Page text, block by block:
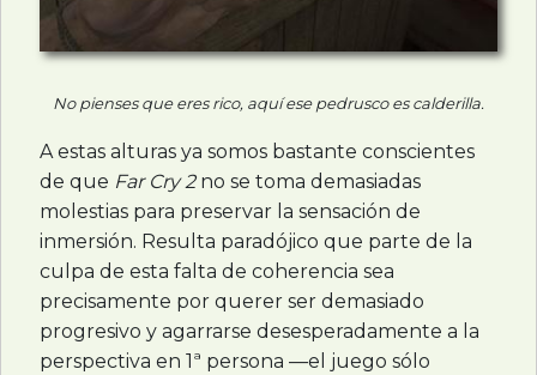
No pienses que eres rico, aquí ese pedrusco es calderilla.
A estas alturas ya somos bastante conscientes
de que Far Cry 2no se toma demasiadas
molestias para preservar la sensación de
inmersión. Resulta paradójico que parte de la
culpa de esta falta de coherencia sea
precisamente por querer ser demasiado
progresivo y agarrarse desesperadamente a la
perspectiva en 1ª persona —el juego sólo